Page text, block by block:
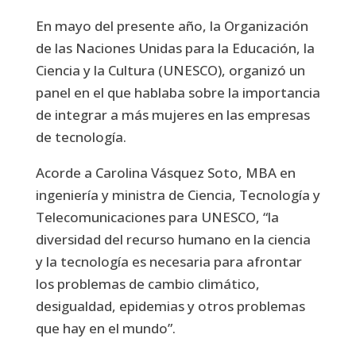
En mayo del presente año, la Organización
de las Naciones Unidas para la Educación, la
Ciencia y la Cultura (UNESCO), organizó un
panel en el que hablaba sobre la importancia
de integrar a más mujeres en las empresas
de tecnología.
Acorde a Carolina Vásquez Soto, MBA en
ingeniería y ministra de Ciencia, Tecnología y
Telecomunicaciones para UNESCO, “la
diversidad del recurso humano en la ciencia
y la tecnología es necesaria para afrontar
los problemas de cambio climático,
desigualdad, epidemias y otros problemas
que hay en el mundo”.